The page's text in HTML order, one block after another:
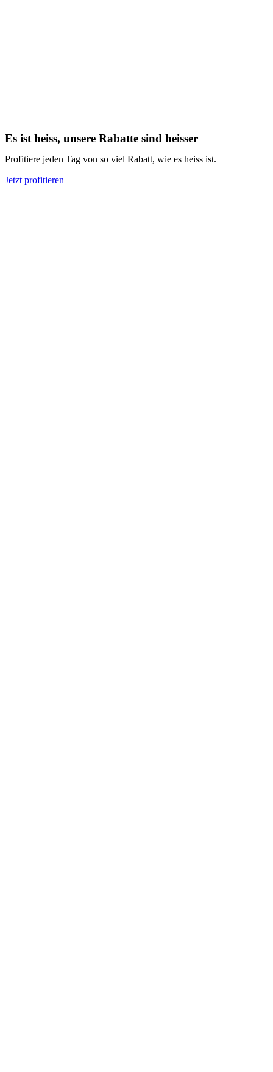
Es ist heiss, unsere Rabatte sind heisser
Profitiere jeden Tag von so viel Rabatt, wie es heiss ist.
Jetzt profitieren